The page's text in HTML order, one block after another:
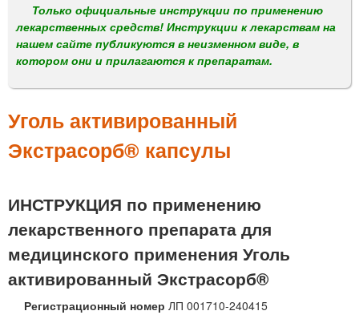
м
е
н
Только официальные инструкции по применению
лекарственных средств! Инструкции к лекарствам на
нашем сайте публикуются в неизменном виде, в
котором они и прилагаются к препаратам.
Уголь активированный
Экстрасорб® капсулы
ИНСТРУКЦИЯ по применению
лекарственного препарата для
медицинского применения Уголь
активированный Экстрасорб®
Регистрационный номер ЛП 001710-240415